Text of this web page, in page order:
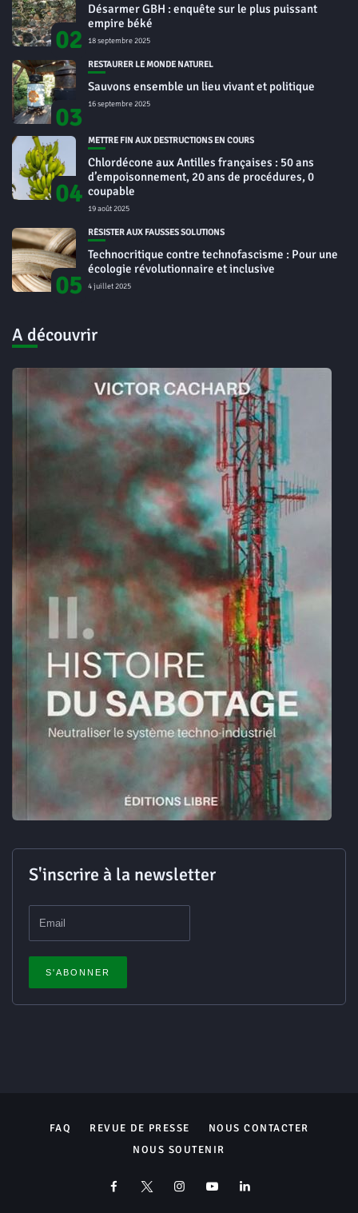
02
Désarmer GBH : enquête sur le plus puissant
empire béké
18 septembre 2025
03
RESTAURER LE MONDE NATUREL
Sauvons ensemble un lieu vivant et politique
16 septembre 2025
04
METTRE FIN AUX DESTRUCTIONS EN COURS
Chlordécone aux Antilles françaises : 50 ans
d’empoisonnement, 20 ans de procédures, 0
coupable
19 août 2025
05
RÉSISTER AUX FAUSSES SOLUTIONS
Technocritique contre technofascisme : Pour une
écologie révolutionnaire et inclusive
4 juillet 2025
A découvrir
S'inscrire à la newsletter
FAQ REVUE DE PRESSE
NOUS CONTACTER
NOUS SOUTENIR